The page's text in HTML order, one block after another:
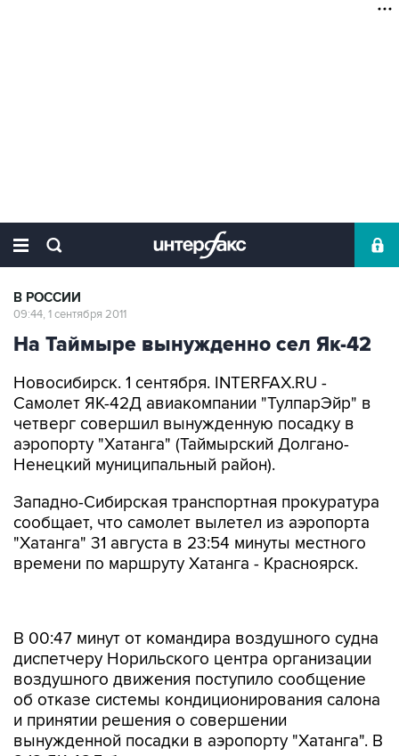
В РОССИИ
09:44, 1 сентября 2011
На Таймыре вынужденно сел Як-42
Новосибирск. 1 сентября. INTERFAX.RU -
Самолет ЯК-42Д авиакомпании "ТулпарЭйр" в
четверг совершил вынужденную посадку в
аэропорту "Хатанга" (Таймырский Долгано-
Ненецкий муниципальный район).
Западно-Сибирская транспортная прокуратура
сообщает, что самолет вылетел из аэропорта
"Хатанга" 31 августа в 23:54 минуты местного
времени по маршруту Хатанга - Красноярск.
воздушного движения поступило сообщение
об отказе системы кондиционирования салона
и принятии решения о совершении
вынужденной посадки в аэропорту "Хатанга". В
2:12 ЯК-42Д благополучно произвел посадку в
аэропорту "Хатанга".